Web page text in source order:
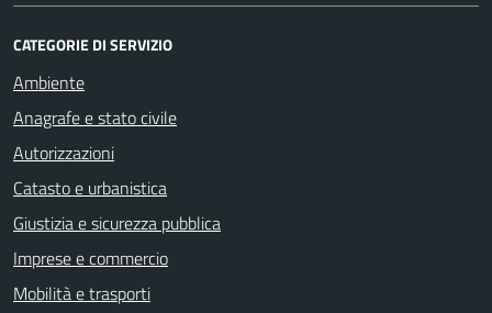
CATEGORIE DI SERVIZIO
Ambiente
Anagrafe e stato civile
Autorizzazioni
Catasto e urbanistica
Giustizia e sicurezza pubblica
Imprese e commercio
Mobilità e trasporti